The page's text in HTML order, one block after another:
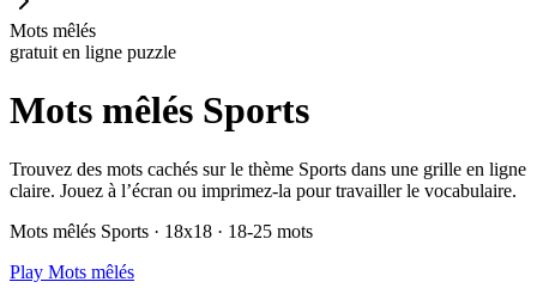
Mots mêlés
gratuit en ligne puzzle
Mots mêlés Sports
Trouvez des mots cachés sur le thème Sports dans une grille en ligne
claire. Jouez à l’écran ou imprimez-la pour travailler le vocabulaire.
Mots mêlés Sports · 18x18 · 18-25 mots
Play Mots mêlés